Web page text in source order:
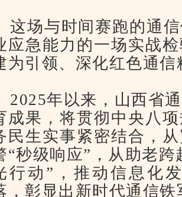
这场与时间赛跑的通
应急能力的一场实战
为引领、深化红色通
2025年以来，山西省
成果，将贯彻中央八
民生实事紧密结合，
“秒级响应”，从助老
行动”，推动信息化
，彰显出新时代通信